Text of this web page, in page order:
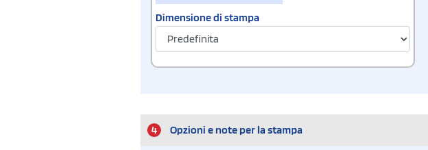
Dimensione di stampa
4 Opzioni e note per la stampa